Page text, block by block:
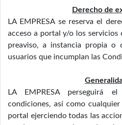
Derecho de
LA EMPRESA se reserva el
acceso a portal y/o los servicios
preaviso, a instancia propia o
usuarios que incumplan las
LA EMPRESA perseguirá
condiciones, así como
portal ejerciendo todas las